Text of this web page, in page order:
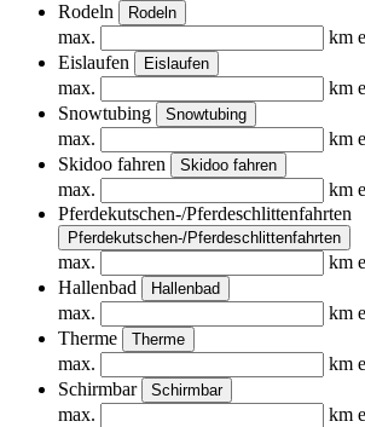
Rodeln
Rodeln
max.
km
Eislaufen
Eislaufen
max.
km
Snowtubing
Snowtubing
max.
km
Skidoo fahren
Skidoo fahren
max.
km
Pferdekutschen-/Pferdeschlittenfahrten
Pferdekutschen-/Pferdeschlittenfahrten
max.
km
Hallenbad
Hallenbad
max.
km
Therme
Therme
max.
km
Schirmbar
Schirmbar
max.
km